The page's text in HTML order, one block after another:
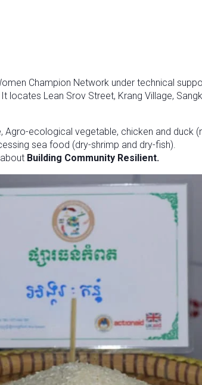
Champion Network under technical
locates Lean Srov Street, Krang Village,
ecological vegetable, chicken and duck
sea food (dry-shrimp and dry-fish).
Building Community Resilient.